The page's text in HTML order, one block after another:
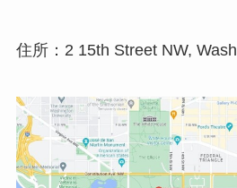
住所：2 15th Street NW,